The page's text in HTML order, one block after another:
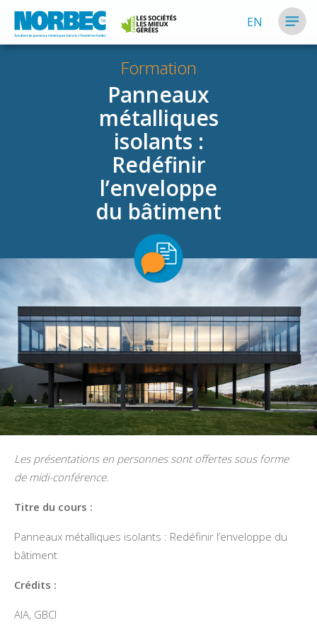
EN
Formation
Panneaux
métalliques
isolants :
Redéfinir
l’enveloppe
du bâtiment
Les présentations en personnes sont offertes sous forme
de midi-conférence.
Titre du cours :
Panneaux métalliques isolants : Redéfinir l’enveloppe du
bâtiment
Crédits :
AIA, GBCI